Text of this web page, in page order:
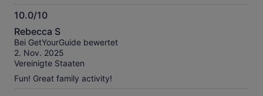
10.0/10
10.0
von
10
Rebecca S
Bei GetYourGuide bewertet
2. Nov. 2025
Vereinigte Staaten
Fun! Great family activity!